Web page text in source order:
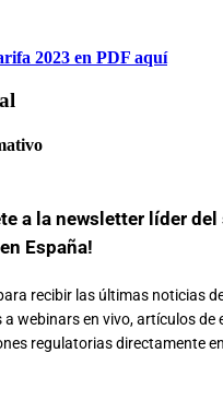
2023 en PDF aquí
a la newsletter líder
España!
recibir las últimas noticias
a webinars en vivo, artículos de
regulatorias directamente